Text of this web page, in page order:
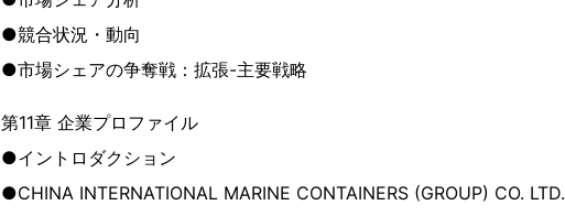
●競合状況・動向
●市場シェアの争奪戦：拡張-主要戦略
第11章 企業プロファイル
●イントロダクション
●CHINA INTERNATIONAL MARINE CONTAINERS (GROUP) CO. LTD.